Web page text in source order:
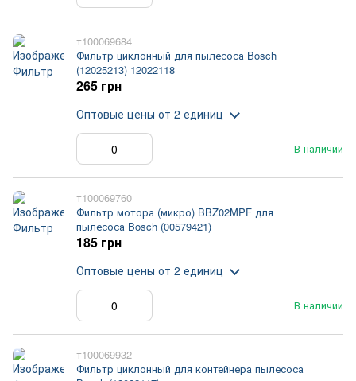
т100069684
Фильтр циклонный для пылесоса Bosch
(12025213) 12022118
В наличии
265 грн
Оптовые цены от 2 единиц
т100069760
Фильтр мотора (микро) BBZ02MPF для
пылесоса Bosch (00579421)
В наличии
185 грн
Оптовые цены от 2 единиц
т100069932
Фильтр циклонный для контейнера пылесоса